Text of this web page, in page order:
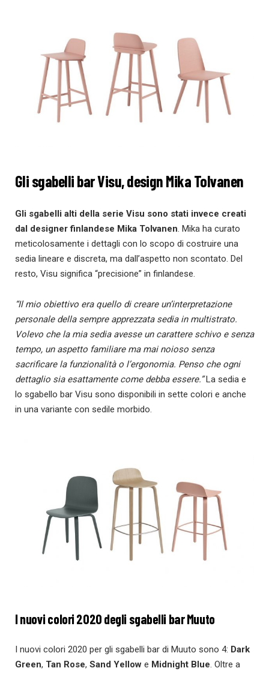
Gli sgabelli bar Visu, design Mika Tolvanen
Gli sgabelli alti della serie Visu sono stati invece creati
dal designer finlandese Mika Tolvanen . Mika ha curato
meticolosamente i dettagli con lo scopo di costruire una
sedia lineare e discreta, ma dall’aspetto non scontato. Del
resto, Visu significa “precisione” in finlandese.
“Il mio obiettivo era quello di creare un’interpretazione
personale della sempre apprezzata sedia in multistrato.
Volevo che la mia sedia avesse un carattere schivo e senza
tempo, un aspetto familiare ma mai noioso senza
sacrificare la funzionalità o l’ergonomia. Penso che ogni
dettaglio sia esattamente come debba essere.”La sedia e
lo sgabello bar Visu sono disponibili in sette colori e anche
in una variante con sedile morbido.
I nuovi colori 2020 degli sgabelli bar Muuto
I nuovi colori 2020 per gli sgabelli bar di Muuto sono 4: Dark
Green, Tan Rose, Sand Yellow e Midnight Blue. Oltre a